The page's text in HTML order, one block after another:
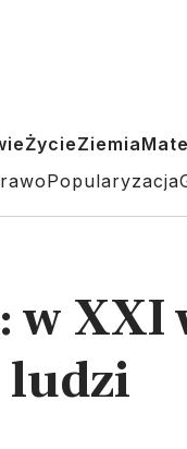
ŻycieZiemia
Popularyzacja
XXI
ludzi